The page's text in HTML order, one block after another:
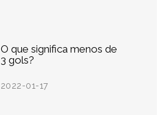
O que significa menos de
3 gols?
2022-01-17